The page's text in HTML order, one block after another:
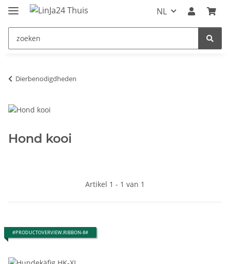
NL
Dierbenodigdheden
Hond kooi
Artikel 1 - 1 van 1
#PRODUCTOVERVIEW.RIBBON-8#